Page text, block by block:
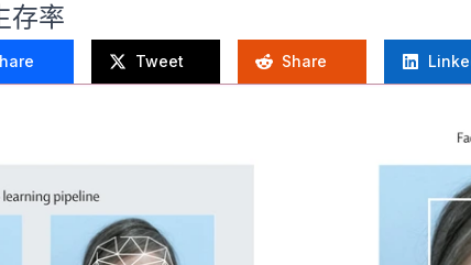
存率
Tweet Share